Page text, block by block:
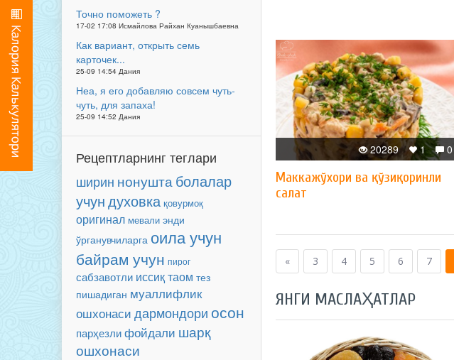
Точно поможеть ?
17-02 17:08 Исмайлова Райхан Куанышбаевна
Как вариант, открыть семь
карточек...
25-09 14:54 Дания
Неа, я его добавляю совсем чуть-
чуть, для запаха!
25-09 14:52 Дания
Рецептларнинг теглари
ширин нонушта болалар
учундуховка қовурмоқ
оригинал мевали энди
ўрганувчиларга оила учун
байрам учун пирог
сабзавотли иссиқ таом тез
пишадиган муаллифлик
ошхонаси дармондори осон
парҳезлифойдали шарқ
ошхонаси
0
1
20289
Маккажўхори ва қўзиқоринли
салат
« 3 4 5 6 7
ЯНГИ МАСЛАҲАТЛАР